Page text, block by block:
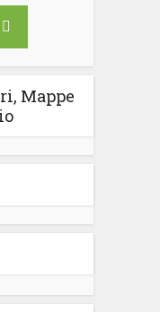
Mappe